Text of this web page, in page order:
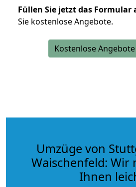
Füllen Sie jetzt das Formular
Sie kostenlose Angebote.
Kostenlose
Umzüge von
Waischenfeld: Wir
Ihnen